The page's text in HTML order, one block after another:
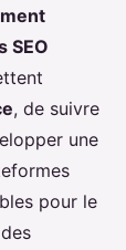
SEO
, de suivre
une
pour le